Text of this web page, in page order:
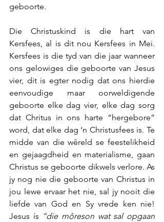
geboorte.
Die Christuskind is die hart van
Kersfees, al is dit nou Kersfees in Mei.
Kersfees is die tyd van die jaar wanneer
ons gelowiges die geboorte van Jesus
vier, dit is egter nodig dat ons hierdie
eenvoudige maar oorweldigende
geboorte elke dag vier, elke dag sorg
dat Chritus in ons harte “hergebore”
word, dat elke dag ‘n Christusfees is. Te
midde van die wêreld se feestelikheid
en gejaagdheid en materialisme, gaan
Christus se geboorte dikwels verlore. As
jy nog nie die geboorte van Christus in
jou lewe ervaar het nie, sal jy nooit die
liefde van God en Sy vrede ken nie!
Jesus ís “die môreson wat sal opgaan